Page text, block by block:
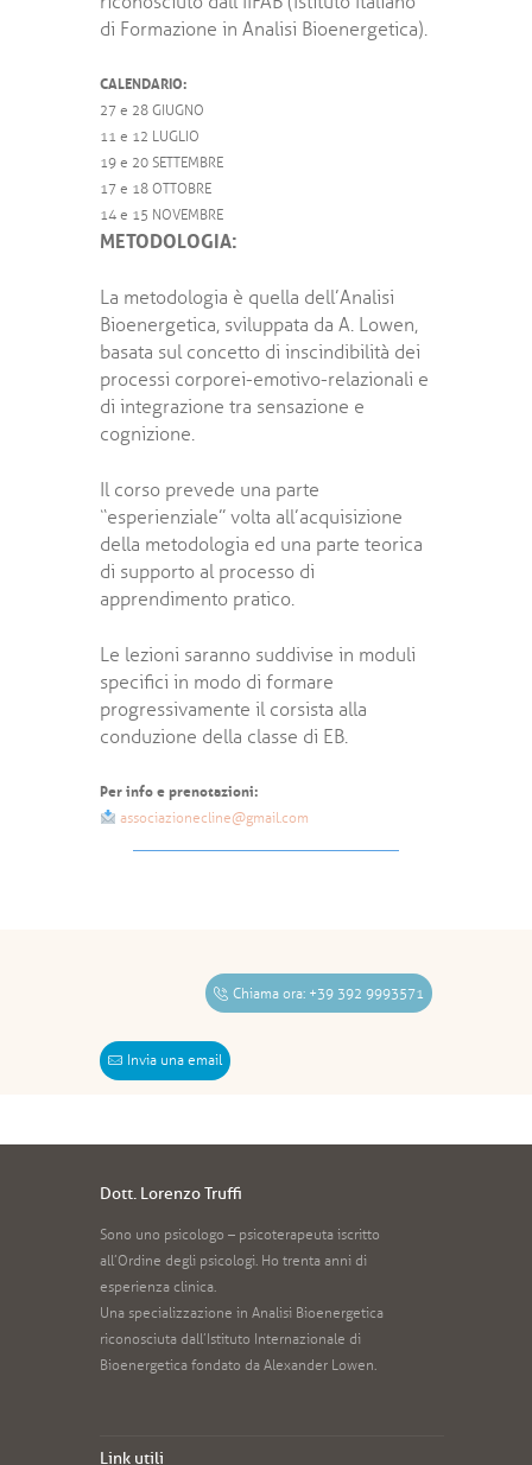
di Formazione in Analisi Bioenergetica).
CALENDARIO:
27 e 28 GIUGNO
11 e 12 LUGLIO
19 e 20 SETTEMBRE
17 e 18 OTTOBRE
14 e 15 NOVEMBRE
METODOLOGIA:
La metodologia è quella dell’Analisi
Bioenergetica, sviluppata da A. Lowen,
basata sul concetto di inscindibilità dei
processi corporei-emotivo-relazionali e
di integrazione tra sensazione e
cognizione.
Il corso prevede una parte
“esperienziale” volta all’acquisizione
della metodologia ed una parte teorica
di supporto al processo di
apprendimento pratico.
Le lezioni saranno suddivise in moduli
specifici in modo di formare
progressivamente il corsista alla
conduzione della classe di EB.
Per info e prenotazioni:
associazionecline@gmail.com
Chiama ora: +39 392 9993571
Invia una email
Dott. Lorenzo Truffi
Sono uno psicologo – psicoterapeuta iscritto
all’Ordine degli psicologi. Ho trenta anni di
esperienza clinica.
Una specializzazione in Analisi Bioenergetica
riconosciuta dall’Istituto Internazionale di
Bioenergetica fondato da Alexander Lowen.
Link utili